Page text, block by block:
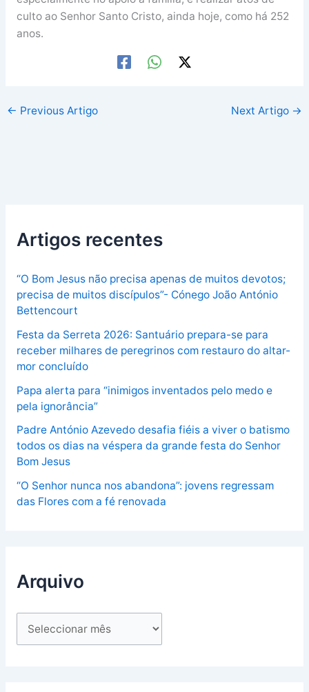
culto ao Senhor Santo Cristo, ainda hoje, como há 252
anos.
← Previous Artigo Next Artigo →
Artigos recentes
“O Bom Jesus não precisa apenas de muitos devotos;
precisa de muitos discípulos”- Cónego João António
Bettencourt
Festa da Serreta 2026: Santuário prepara-se para
receber milhares de peregrinos com restauro do altar-
mor concluído
Papa alerta para “inimigos inventados pelo medo e
pela ignorância”
Padre António Azevedo desafia fiéis a viver o batismo
todos os dias na véspera da grande festa do Senhor
Bom Jesus
“O Senhor nunca nos abandona”: jovens regressam
das Flores com a fé renovada
Arquivo